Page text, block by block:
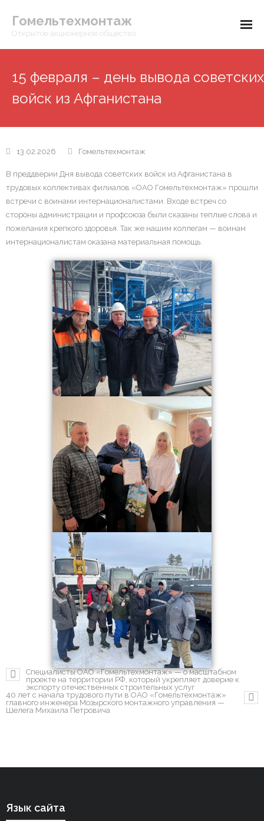
Гомельтехмонтаж
Открытое акционерное общество
О предприятии
- История предприятия
- Новости предприятия
- Идеологическая работа
- Профсоюзная организация
- Профилактика здорового образа жизни
- Противодействие коррупции
- Обращение граждан и юридических лиц
15 февраля – день вывода советских
войск из Афганистана
13.02.2026 Гомельтехмонтаж
В преддверии Дня вывода советских войск из Афганистана в
трудовых коллективах филиалов «ОАО Гомельтехмонтаж» прошли
встречи с воинами интернационалистами. Входе встреч со
стороны администрации и профсоюза были сказаны теплые слова и
пожелания крепкого здоровья. Так же нашим коллегам — воинам
интернационалистам оказана материальная помощь.
Специалисты ОАО «Гомельтехмонтаж» — о масштабном
проекте на территории РФ, который укрепляет доверие к
экспорту отечественных строительных услуг
40 лет с начала трудового пути в ОАО «Гомельтехмонтаж»
главного инженера Мозырского монтажного управления —
Шелега Михаила Петровича
Язык сайта